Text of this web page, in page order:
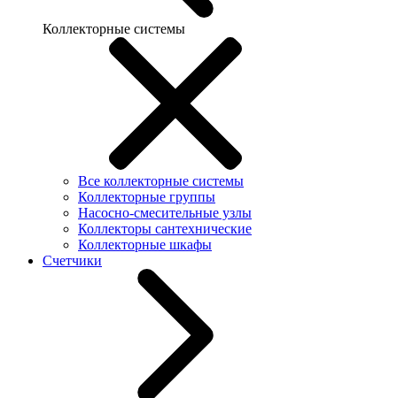
Коллекторные системы
Все коллекторные системы
Коллекторные группы
Насосно-смесительные узлы
Коллекторы сантехнические
Коллекторные шкафы
Счетчики